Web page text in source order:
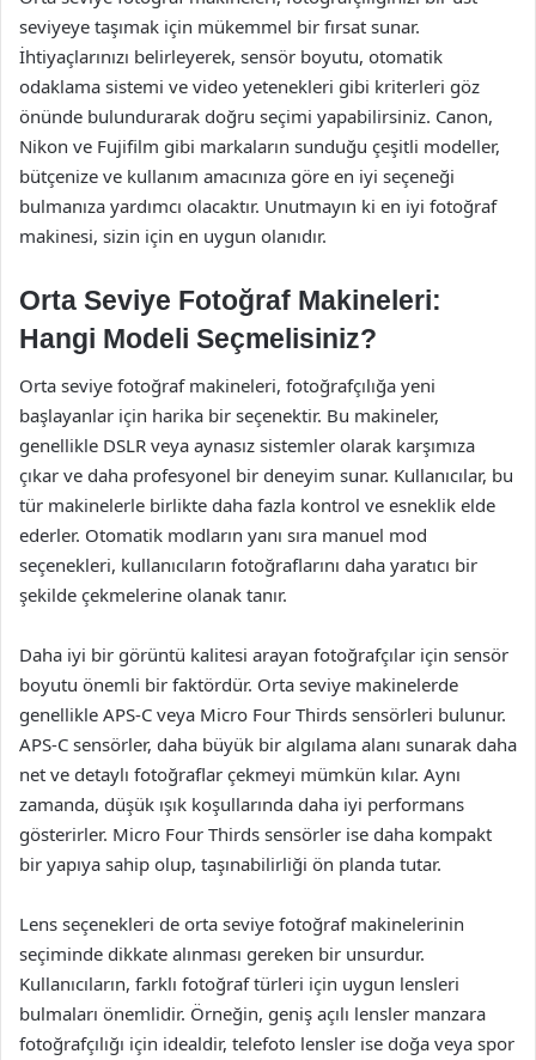
seviyeye taşımak için mükemmel bir fırsat sunar.
İhtiyaçlarınızı belirleyerek, sensör boyutu, otomatik
odaklama sistemi ve video yetenekleri gibi kriterleri göz
önünde bulundurarak doğru seçimi yapabilirsiniz. Canon,
Nikon ve Fujifilm gibi markaların sunduğu çeşitli modeller,
bütçenize ve kullanım amacınıza göre en iyi seçeneği
bulmanıza yardımcı olacaktır. Unutmayın ki en iyi fotoğraf
makinesi, sizin için en uygun olanıdır.
Orta Seviye Fotoğraf Makineleri:
Hangi Modeli Seçmelisiniz?
Orta seviye fotoğraf makineleri, fotoğrafçılığa yeni
başlayanlar için harika bir seçenektir. Bu makineler,
genellikle DSLR veya aynasız sistemler olarak karşımıza
çıkar ve daha profesyonel bir deneyim sunar. Kullanıcılar, bu
tür makinelerle birlikte daha fazla kontrol ve esneklik elde
ederler. Otomatik modların yanı sıra manuel mod
seçenekleri, kullanıcıların fotoğraflarını daha yaratıcı bir
şekilde çekmelerine olanak tanır.
Daha iyi bir görüntü kalitesi arayan fotoğrafçılar için sensör
boyutu önemli bir faktördür. Orta seviye makinelerde
genellikle APS-C veya Micro Four Thirds sensörleri bulunur.
APS-C sensörler, daha büyük bir algılama alanı sunarak daha
net ve detaylı fotoğraflar çekmeyi mümkün kılar. Aynı
zamanda, düşük ışık koşullarında daha iyi performans
gösterirler. Micro Four Thirds sensörler ise daha kompakt
bir yapıya sahip olup, taşınabilirliği ön planda tutar.
Lens seçenekleri de orta seviye fotoğraf makinelerinin
seçiminde dikkate alınması gereken bir unsurdur.
Kullanıcıların, farklı fotoğraf türleri için uygun lensleri
bulmaları önemlidir. Örneğin, geniş açılı lensler manzara
fotoğrafçılığı için idealdir, telefoto lensler ise doğa veya spor